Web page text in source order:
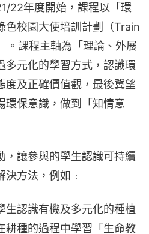
22年度開始，課程以「環
色校園大使培訓計劃（Train
課程主軸為「理論、外展
多元化的學習方式，認識環
度及正確價值觀，最後冀望
環保意識，做到「知情意
，讓參與的學生認識可持續
方法，例如﹕
生認識有機及多元化的種植
耕種的過程中學習「生命教